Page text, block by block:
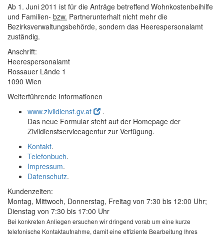
Ab 1. Juni 2011 ist für die Anträge betreffend Wohnkostenbeihilfe
und Familien- bzw. Partnerunterhalt nicht mehr die
Bezirksverwaltungsbehörde, sondern das Heerespersonalamt
zuständig.
Anschrift:
Heerespersonalamt
Rossauer Lände 1
1090 Wien
Weiterführende Informationen
www.zivildienst.gv.at
.
Das neue Formular steht auf der Homepage der
Zivildienstserviceagentur zur Verfügung.
Kontakt.
Telefonbuch.
Impressum.
Datenschutz.
Kundenzeiten:
Montag, Mittwoch, Donnerstag, Freitag von 7:30 bis 12:00 Uhr;
Dienstag von 7:30 bis 17:00 Uhr
Bei konkreten Anliegen ersuchen wir dringend vorab um eine kurze
telefonische Kontaktaufnahme, damit eine effiziente Bearbeitung Ihres